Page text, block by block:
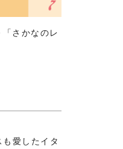
さかなのレ
愛したイタ